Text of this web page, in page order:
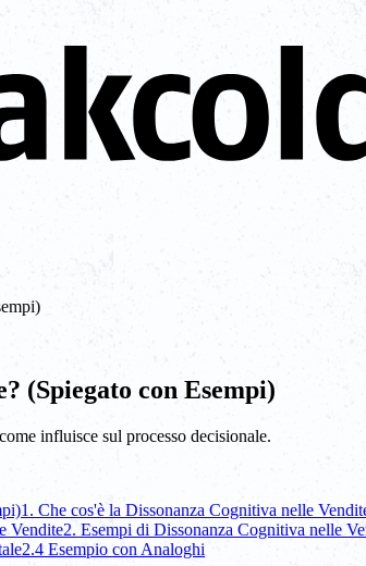
(Spiegato con Esempi)
influisce sul processo decisionale.
1. Che cos'è la Dissonanza Cognitiva nelle
Vendite2. Esempi di Dissonanza Cognitiva nelle
2.4 Esempio con Analoghi